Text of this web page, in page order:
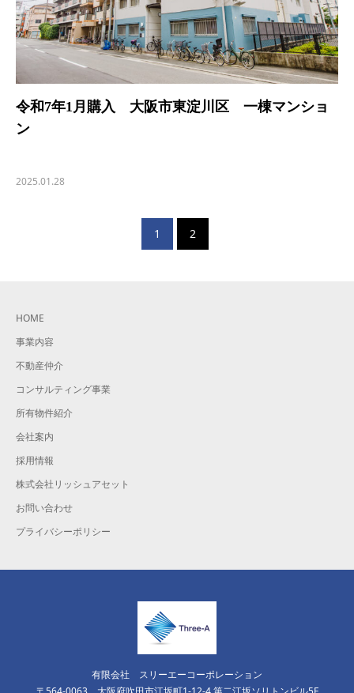
令和7年1月購入 大阪市東淀川区 一棟マンショ
ン
2025.01.28
1 2
HOME
事業内容
不動産仲介
コンサルティング事業
所有物件紹介
会社案内
採用情報
株式会社リッシュアセット
お問い合わせ
プライバシーポリシー
有限会社 スリーエーコーポレーション